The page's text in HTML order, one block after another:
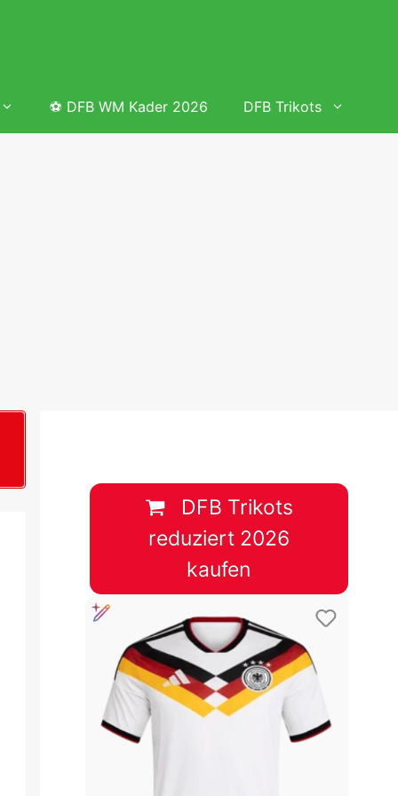
&
&
Tabelle
⚽ DFB WM Kader 2026 DFB Trikots
DFB Trikots
reduziert 2026
kaufen